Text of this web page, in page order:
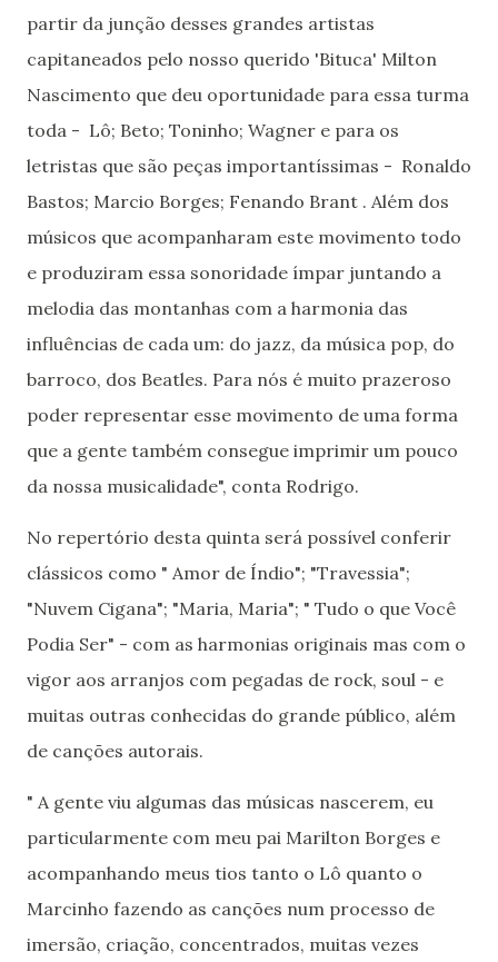
partir da junção desses grandes artistas
capitaneados pelo nosso querido 'Bituca' Milton
Nascimento que deu oportunidade para essa turma
toda - Lô; Beto; Toninho; Wagner e para os
letristas que são peças importantíssimas - Ronaldo
Bastos; Marcio Borges; Fenando Brant . Além dos
músicos que acompanharam este movimento todo
e produziram essa sonoridade ímpar juntando a
melodia das montanhas com a harmonia das
influências de cada um: do jazz, da música pop, do
barroco, dos Beatles. Para nós é muito prazeroso
poder representar esse movimento de uma forma
que a gente também consegue imprimir um pouco
da nossa musicalidade", conta Rodrigo.
No repertório desta quinta será possível conferir
clássicos como " Amor de Índio"; "Travessia";
"Nuvem Cigana"; "Maria, Maria"; " Tudo o que Você
Podia Ser" - com as harmonias originais mas com o
vigor aos arranjos com pegadas de rock, soul - e
muitas outras conhecidas do grande público, além
de canções autorais.
" A gente viu algumas das músicas nascerem, eu
particularmente com meu pai Marilton Borges e
acompanhando meus tios tanto o Lô quanto o
Marcinho fazendo as canções num processo de
imersão, criação, concentrados, muitas vezes